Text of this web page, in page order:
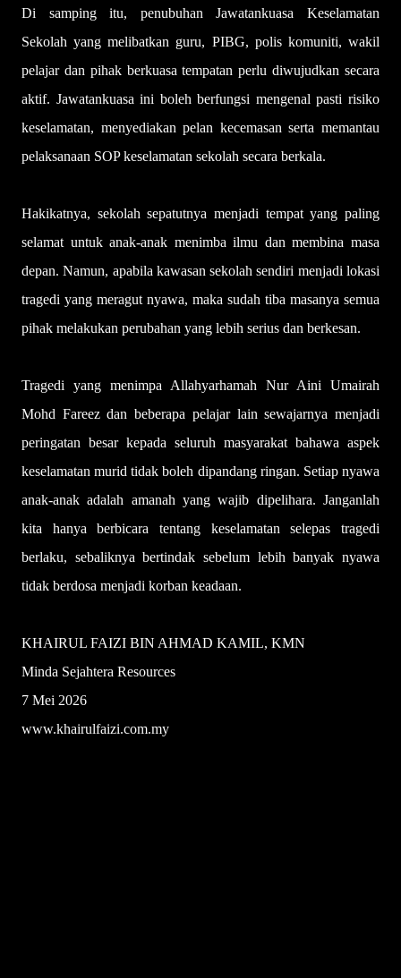
Di samping itu, penubuhan Jawatankuasa Keselamatan
Sekolah yang melibatkan guru, PIBG, polis komuniti, wakil
pelajar dan pihak berkuasa tempatan perlu diwujudkan secara
aktif. Jawatankuasa ini boleh berfungsi mengenal pasti risiko
keselamatan, menyediakan pelan kecemasan serta memantau
pelaksanaan SOP keselamatan sekolah secara berkala.
Hakikatnya, sekolah sepatutnya menjadi tempat yang paling
selamat untuk anak-anak menimba ilmu dan membina masa
depan. Namun, apabila kawasan sekolah sendiri menjadi lokasi
tragedi yang meragut nyawa, maka sudah tiba masanya semua
pihak melakukan perubahan yang lebih serius dan berkesan.
Tragedi yang menimpa Allahyarhamah Nur Aini Umairah
Mohd Fareez dan beberapa pelajar lain sewajarnya menjadi
peringatan besar kepada seluruh masyarakat bahawa aspek
keselamatan murid tidak boleh dipandang ringan. Setiap nyawa
anak-anak adalah amanah yang wajib dipelihara. Janganlah
kita hanya berbicara tentang keselamatan selepas tragedi
berlaku, sebaliknya bertindak sebelum lebih banyak nyawa
tidak berdosa menjadi korban keadaan.
KHAIRUL FAIZI BIN AHMAD KAMIL, KMN
Minda Sejahtera Resources
7 Mei 2026
www.khairulfaizi.com.my